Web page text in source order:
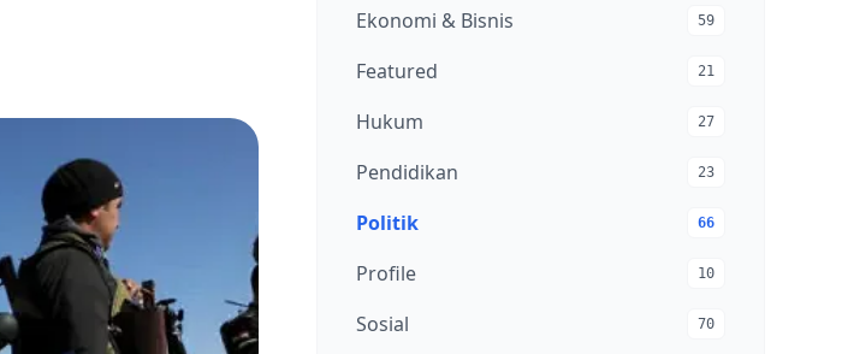
Ekonomi & Bisnis 59
Featured 21
Hukum 27
Pendidikan 23
Politik 66
Profile 10
Sosial 70